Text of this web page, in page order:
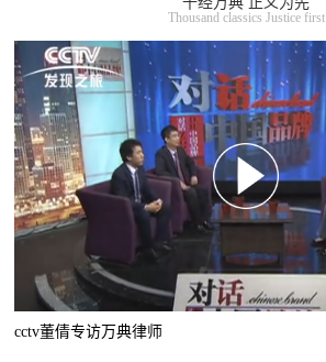
Thousand classics Justice first
cctv董倩专访万典律师